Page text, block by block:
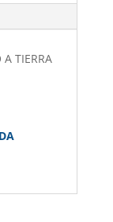
A TIERRA